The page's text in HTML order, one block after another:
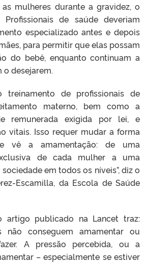
mulheres durante a gravidez, o
de saúde deveriam
especializado antes e depois
para permitir que elas possam
do bebê, enquanto continuam a
o desejarem.
treinamento de profissionais de
materno, bem como a
remunerada exigida por lei, e
vitais. Isso requer mudar a forma
vê a amamentação: de uma
de cada mulher a uma
em todos os níveis”, diz o
Escamilla, da Escola de Saúde
artigo publicado na Lancet traz:
não conseguem amamentar ou
A pressão percebida, ou a
– especialmente se estiver